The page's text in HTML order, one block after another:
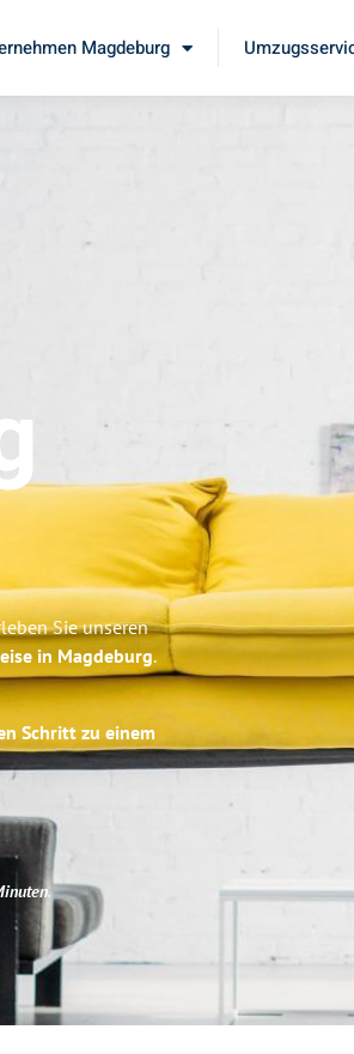
Magdeburg
Sie unseren
in Magdeburg.
Schritt zu einem
.